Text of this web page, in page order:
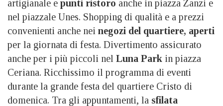
artigianale e punti ristoro anche in piazza Zanzi e
nel piazzale Unes. Shopping di qualità e a prezzi
convenienti anche nei negozi del quartiere, aperti
per la giornata di festa. Divertimento assicurato
anche per i più piccoli nel Luna Park in piazza
Ceriana. Ricchissimo il programma di eventi
durante la grande festa del quartiere Cristo di
domenica. Tra gli appuntamenti, la sfilata